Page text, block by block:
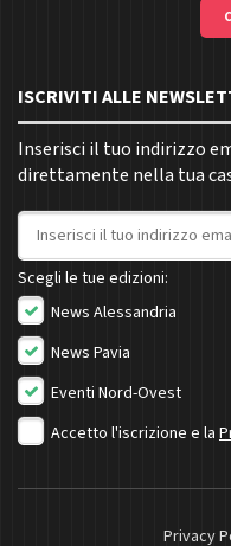
ISCRIVITI ALLE
Inserisci il tuo indirizzo
direttamente nella tua
Indirizzo email
Scegli le tue edizioni:
News Alessandria
News Pavia
Eventi Nord-Ovest
Accetto l'iscrizione e la
Privacy